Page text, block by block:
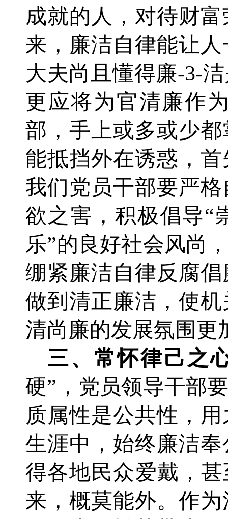
成就的人，对待财
来，廉洁自律能让
大夫尚且懂得廉-3-
更应将为官清廉作
部，手上或多或少
能抵挡外在诱惑，
我们党员干部要严
欲之害，积极倡导“
乐”的良好社会风尚
绷紧廉洁自律反腐
做到清正廉洁，使
清尚廉的发展氛围更
三、 常怀律己之
硬”，党员领导干部
质属性是公共性，
生涯中，始终廉洁
得各地民众爱戴，
来，概莫能外。作